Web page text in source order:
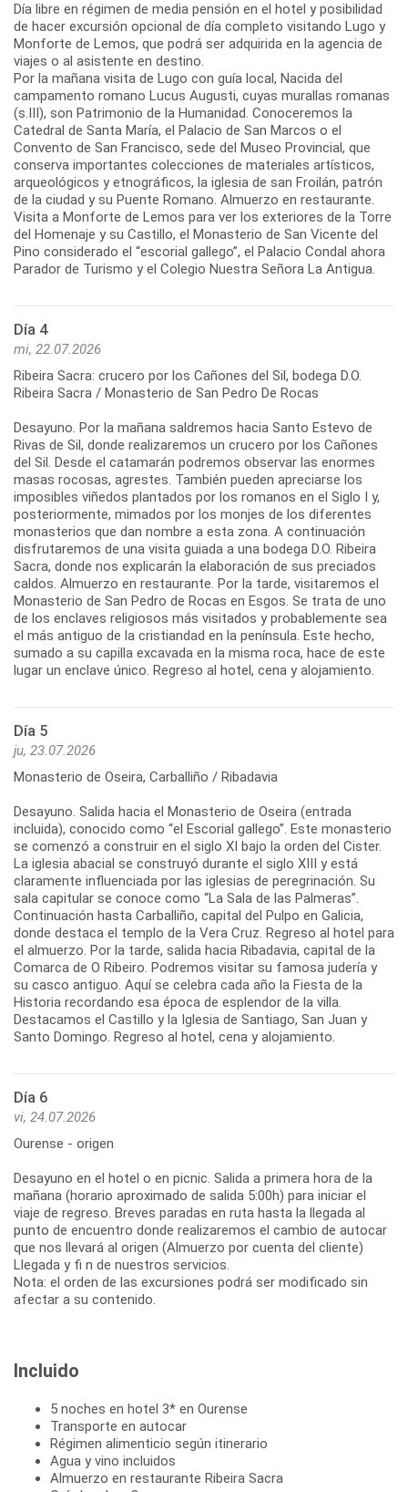
Día libre en régimen de media pensión en el hotel y posibilidad
de hacer excursión opcional de día completo visitando Lugo y
Monforte de Lemos, que podrá ser adquirida en la agencia de
viajes o al asistente en destino.
Por la mañana visita de Lugo con guía local, Nacida del
campamento romano Lucus Augusti, cuyas murallas romanas
(s.III), son Patrimonio de la Humanidad. Conoceremos la
Catedral de Santa María, el Palacio de San Marcos o el
Convento de San Francisco, sede del Museo Provincial, que
conserva importantes colecciones de materiales artísticos,
arqueológicos y etnográficos, la iglesia de san Froilán, patrón
de la ciudad y su Puente Romano. Almuerzo en restaurante.
Visita a Monforte de Lemos para ver los exteriores de la Torre
del Homenaje y su Castillo, el Monasterio de San Vicente del
Pino considerado el “escorial gallego”, el Palacio Condal ahora
Día 4
mi, 22.07.2026
Ribeira Sacra: crucero por los Cañones del Sil, bodega D.O.
Ribeira Sacra / Monasterio de San Pedro De Rocas
Desayuno. Por la mañana saldremos hacia Santo Estevo de
Rivas de Sil, donde realizaremos un crucero por los Cañones
del Sil. Desde el catamarán podremos observar las enormes
masas rocosas, agrestes. También pueden apreciarse los
imposibles viñedos plantados por los romanos en el Siglo I y,
posteriormente, mimados por los monjes de los diferentes
monasterios que dan nombre a esta zona. A continuación
disfrutaremos de una visita guiada a una bodega D.O. Ribeira
Sacra, donde nos explicarán la elaboración de sus preciados
caldos. Almuerzo en restaurante. Por la tarde, visitaremos el
Monasterio de San Pedro de Rocas en Esgos. Se trata de uno
de los enclaves religiosos más visitados y probablemente sea
el más antiguo de la cristiandad en la península. Este hecho,
sumado a su capilla excavada en la misma roca, hace de este
lugar un enclave único. Regreso al hotel, cena y alojamiento.
Día 5
ju, 23.07.2026
Monasterio de Oseira, Carballiño / Ribadavia
Desayuno. Salida hacia el Monasterio de Oseira (entrada
incluida), conocido como “el Escorial gallego”. Este monasterio
se comenzó a construir en el siglo XI bajo la orden del Cister.
La iglesia abacial se construyó durante el siglo XIII y está
claramente influenciada por las iglesias de peregrinación. Su
sala capitular se conoce como “La Sala de las Palmeras”.
Continuación hasta Carballiño, capital del Pulpo en Galicia,
donde destaca el templo de la Vera Cruz. Regreso al hotel para
el almuerzo. Por la tarde, salida hacia Ribadavia, capital de la
Comarca de O Ribeiro. Podremos visitar su famosa judería y
su casco antiguo. Aquí se celebra cada año la Fiesta de la
Historia recordando esa época de esplendor de la villa.
Destacamos el Castillo y la Iglesia de Santiago, San Juan y
Santo Domingo. Regreso al hotel, cena y alojamiento.
Día 6
vi, 24.07.2026
Ourense - origen
Desayuno en el hotel o en picnic. Salida a primera hora de la
mañana (horario aproximado de salida 5:00h) para iniciar el
viaje de regreso. Breves paradas en ruta hasta la llegada al
punto de encuentro donde realizaremos el cambio de autocar
que nos llevará al origen (Almuerzo por cuenta del cliente)
Llegada y fi n de nuestros servicios.
Nota: el orden de las excursiones podrá ser modificado sin
afectar a su contenido.
Incluido
5 noches en hotel 3* en Ourense
Transporte en autocar
Régimen alimenticio según itinerario
Agua y vino incluidos
Almuerzo en restaurante Ribeira Sacra